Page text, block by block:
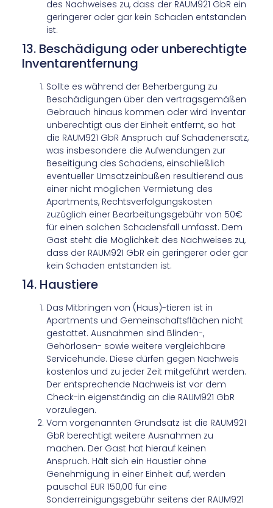
des Nachweises zu, dass der RAUM921 GbR ein
geringerer oder gar kein Schaden entstanden
ist.
13. Beschädigung oder unberechtigte
Inventarentfernung
Sollte es während der Beherbergung zu
Beschädigungen über den vertragsgemäßen
Gebrauch hinaus kommen oder wird Inventar
unberechtigt aus der Einheit entfernt, so hat
die RAUM921 GbR Anspruch auf Schadenersatz,
was insbesondere die Aufwendungen zur
Beseitigung des Schadens, einschließlich
eventueller Umsatzeinbußen resultierend aus
einer nicht möglichen Vermietung des
Apartments, Rechtsverfolgungskosten
zuzüglich einer Bearbeitungsgebühr von 50€
für einen solchen Schadensfall umfasst. Dem
Gast steht die Möglichkeit des Nachweises zu,
dass der RAUM921 GbR ein geringerer oder gar
kein Schaden entstanden ist.
14. Haustiere
Das Mitbringen von (Haus)-tieren ist in
Apartments und Gemeinschaftsflächen nicht
gestattet. Ausnahmen sind Blinden-,
Gehörlosen- sowie weitere vergleichbare
Servicehunde. Diese dürfen gegen Nachweis
kostenlos und zu jeder Zeit mitgeführt werden.
Der entsprechende Nachweis ist vor dem
Check-in eigenständig an die RAUM921 GbR
vorzulegen.
Vom vorgenannten Grundsatz ist die RAUM921
GbR berechtigt weitere Ausnahmen zu
machen. Der Gast hat hierauf keinen
Anspruch. Hält sich ein Haustier ohne
Genehmigung in einer Einheit auf, werden
pauschal EUR 150,00 für eine
Sonderreinigungsgebühr seitens der RAUM921